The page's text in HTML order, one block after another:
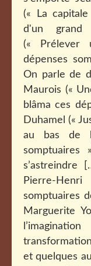
(« La
d'un grand
(« Prélever
dépenses
On parle de
Maurois («
blâma ces
Duhamel («
au bas de
somptuaires
s’astreindre
Pierre-
somptuaires
Marguerite
et quelques